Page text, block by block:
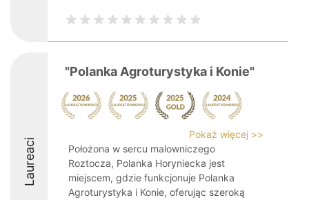
Laureaci
"Polanka Agroturystyka i Konie"
Pokaż więcej >>
Położona w sercu malowniczego
Roztocza, Polanka Horyniecka jest
miejscem, gdzie funkcjonuje Polanka
Agroturystyka i Konie, oferując szeroką